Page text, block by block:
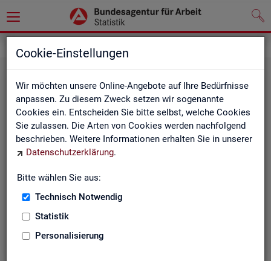
Cookie-Einstellungen
Wir möchten unsere Online-Angebote auf Ihre Bedürfnisse
anpassen. Zu diesem Zweck setzen wir sogenannte
Cookies ein. Entscheiden Sie bitte selbst, welche Cookies
Sie zulassen. Die Arten von Cookies werden nachfolgend
beschrieben. Weitere Informationen erhalten Sie in unserer
Datenschutzerklärung.
Bitte wählen Sie aus:
Technisch Notwendig
Statistik
Personalisierung